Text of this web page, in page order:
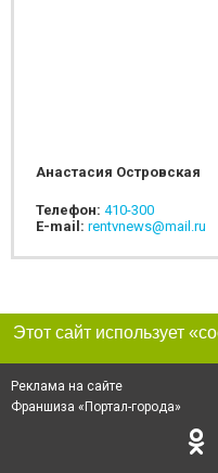
Анастасия Островская
Телефон: 410-300
E-mail: rentvnews@mail.ru
Реклама на сайте
Франшиза «Портал-города»